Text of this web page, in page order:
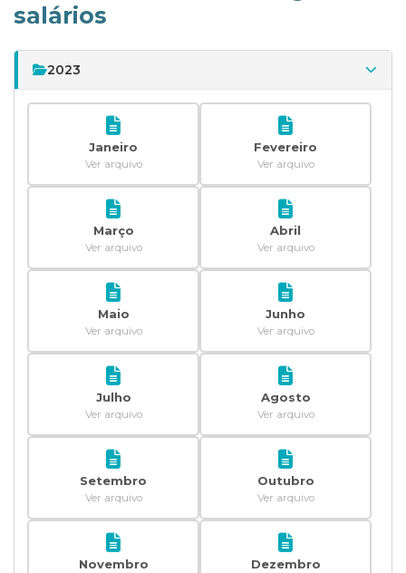
salários
2023
Janeiro
Ver arquivo
Fevereiro
Ver arquivo
Março
Ver arquivo
Abril
Ver arquivo
Maio
Ver arquivo
Junho
Ver arquivo
Julho
Ver arquivo
Agosto
Ver arquivo
Setembro
Ver arquivo
Outubro
Ver arquivo
Novembro Dezembro